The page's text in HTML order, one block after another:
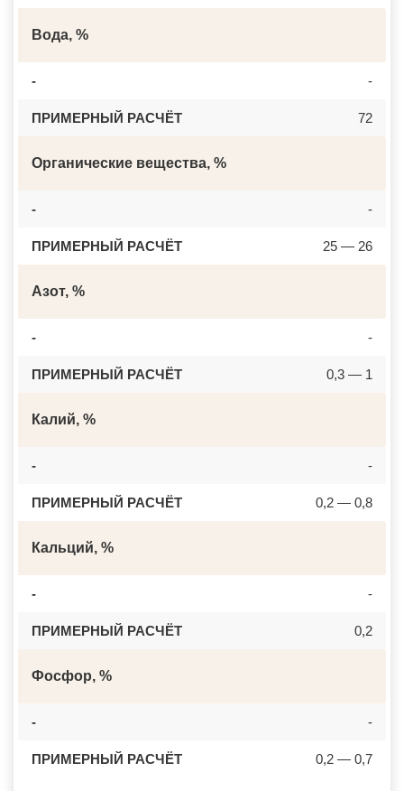
Вода, %
- -
ПРИМЕРНЫЙ РАСЧЁТ 72
Органические вещества, %
- -
ПРИМЕРНЫЙ РАСЧЁТ 25 — 26
Азот, %
- -
ПРИМЕРНЫЙ РАСЧЁТ 0,3 — 1
Калий, %
- -
ПРИМЕРНЫЙ РАСЧЁТ 0,2 — 0,8
Кальций, %
- -
ПРИМЕРНЫЙ РАСЧЁТ 0,2
Фосфор, %
- -
ПРИМЕРНЫЙ РАСЧЁТ 0,2 — 0,7